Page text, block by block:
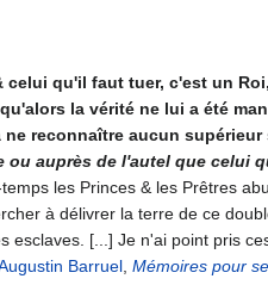
celui qu'il faut tuer, c'est un
la vérité ne lui a été
reconnaître aucun supérieur
auprès de l'autel que celui
les Princes & les Prêtres
à délivrer la terre de ce
[...] Je n'ai point pris
Barruel Mémoires pour